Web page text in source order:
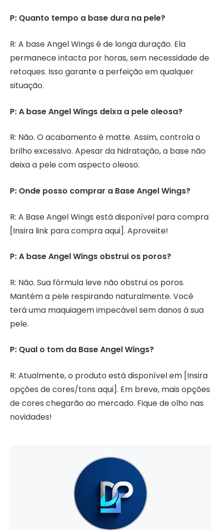
P: Quanto tempo a base dura na pele?
R: A base Angel Wings é de longa duração. Ela
permanece intacta por horas, sem necessidade de
retoques. Isso garante a perfeição em qualquer
situação.
P: A base Angel Wings deixa a pele oleosa?
R: Não. O acabamento é matte. Assim, controla o
brilho excessivo. Apesar da hidratação, a base não
deixa a pele com aspecto oleoso.
P: Onde posso comprar a Base Angel Wings?
R: A Base Angel Wings está disponível para compra
[Insira link para compra aqui]. Aproveite!
P: A base Angel Wings obstrui os poros?
R: Não. Sua fórmula leve não obstrui os poros.
Mantém a pele respirando naturalmente. Você
terá uma maquiagem impecável sem danos à sua
pele.
P: Qual o tom da Base Angel Wings?
R: Atualmente, o produto está disponível em [Insira
opções de cores/tons aqui]. Em breve, mais opções
de cores chegarão ao mercado. Fique de olho nas
novidades!